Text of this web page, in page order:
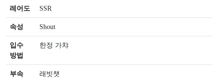
레어도 SSR
속성 Shout
입수
방법
한정 가챠
부속 래빗챗